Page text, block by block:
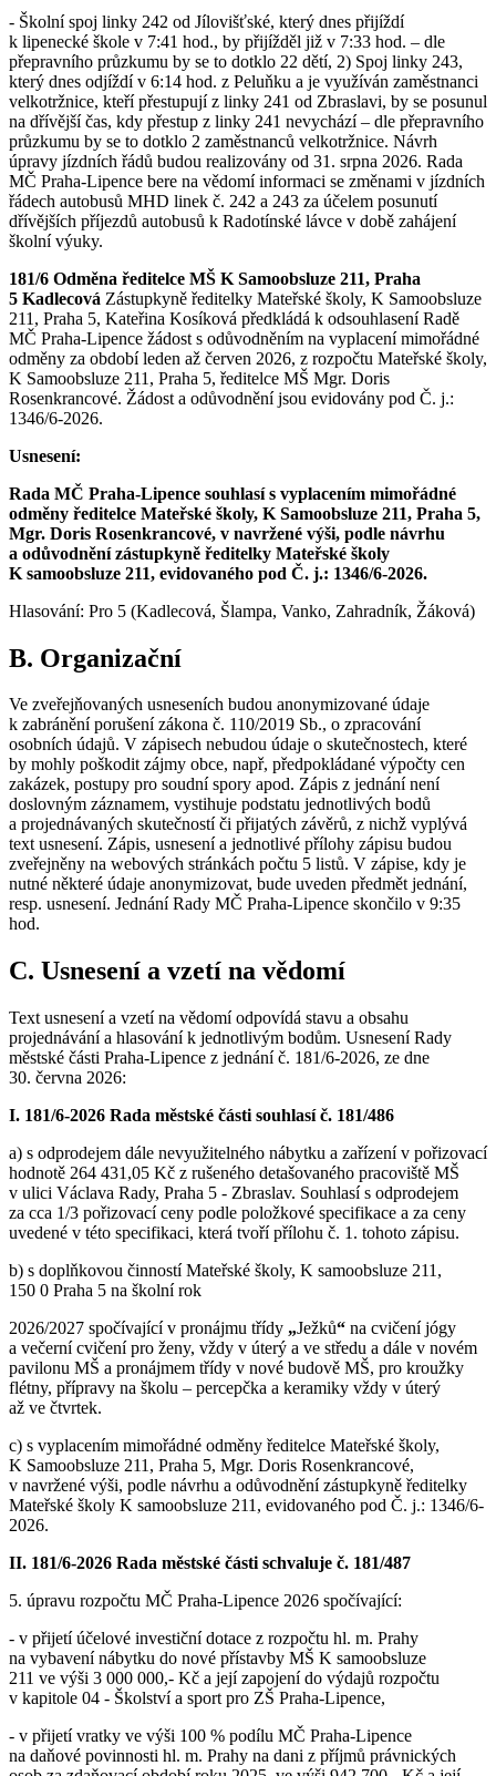
- Školní spoj linky 242 od Jílovišťské, který dnes přijíždí
k lipenecké škole v 7:41 hod., by přijížděl již v 7:33 hod. – dle
přepravního průzkumu by se to dotklo 22 dětí, 2) Spoj linky 243,
který dnes odjíždí v 6:14 hod. z Peluňku a je využíván zaměstnanci
velkotržnice, kteří přestupují z linky 241 od Zbraslavi, by se posunul
na dřívější čas, kdy přestup z linky 241 nevychází – dle přepravního
průzkumu by se to dotklo 2 zaměstnanců velkotržnice. Návrh
úpravy jízdních řádů budou realizovány od 31. srpna 2026. Rada
MČ Praha-Lipence bere na vědomí informaci se změnami v jízdních
řádech autobusů MHD linek č. 242 a 243 za účelem posunutí
dřívějších příjezdů autobusů k Radotínské lávce v době zahájení
školní výuky.
181/6 Odměna ředitelce MŠ K Samoobsluze 211, Praha
5 Kadlecová Zástupkyně ředitelky Mateřské školy, K Samoobsluze
211, Praha 5, Kateřina Kosíková předkládá k odsouhlasení Radě
MČ Praha-Lipence žádost s odůvodněním na vyplacení mimořádné
odměny za období leden až červen 2026, z rozpočtu Mateřské školy,
K Samoobsluze 211, Praha 5, ředitelce MŠ Mgr. Doris
Rosenkrancové. Žádost a odůvodnění jsou evidovány pod Č. j.:
1346/6-2026.
Usnesení:
Rada MČ Praha-Lipence souhlasí s vyplacením mimořádné
odměny ředitelce Mateřské školy, K Samoobsluze 211, Praha 5,
Mgr. Doris Rosenkrancové, v navržené výši, podle návrhu
a odůvodnění zástupkyně ředitelky Mateřské školy
K samoobsluze 211, evidovaného pod Č. j.: 1346/6-2026.
Hlasování: Pro 5 (Kadlecová, Šlampa, Vanko, Zahradník, Žáková)
B. Organizační
Ve zveřejňovaných usneseních budou anonymizované údaje
k zabránění porušení zákona č. 110/2019 Sb., o zpracování
osobních údajů. V zápisech nebudou údaje o skutečnostech, které
by mohly poškodit zájmy obce, např, předpokládané výpočty cen
zakázek, postupy pro soudní spory apod. Zápis z jednání není
doslovným záznamem, vystihuje podstatu jednotlivých bodů
a projednávaných skutečností či přijatých závěrů, z nichž vyplývá
text usnesení. Zápis, usnesení a jednotlivé přílohy zápisu budou
zveřejněny na webových stránkách počtu 5 listů. V zápise, kdy je
nutné některé údaje anonymizovat, bude uveden předmět jednání,
resp. usnesení. Jednání Rady MČ Praha-Lipence skončilo v 9:35
hod.
C. Usnesení a vzetí na vědomí
Text usnesení a vzetí na vědomí odpovídá stavu a obsahu
projednávání a hlasování k jednotlivým bodům. Usnesení Rady
městské části Praha-Lipence z jednání č. 181/6-2026, ze dne
30. června 2026:
I. 181/6-2026 Rada městské části souhlasí č. 181/486
a) s odprodejem dále nevyužitelného nábytku a zařízení v pořizovací
hodnotě 264 431,05 Kč z rušeného detašovaného pracoviště MŠ
v ulici Václava Rady, Praha 5 - Zbraslav. Souhlasí s odprodejem
za cca 1/3 pořizovací ceny podle položkové specifikace a za ceny
uvedené v této specifikaci, která tvoří přílohu č. 1. tohoto zápisu.
b) s doplňkovou činností Mateřské školy, K samoobsluze 211,
150 0 Praha 5 na školní rok
2026/2027 spočívající v pronájmu třídy „Ježků“ na cvičení jógy
a večerní cvičení pro ženy, vždy v úterý a ve středu a dále v novém
pavilonu MŠ a pronájmem třídy v nové budově MŠ, pro kroužky
flétny, přípravy na školu – percepčka a keramiky vždy v úterý
až ve čtvrtek.
c) s vyplacením mimořádné odměny ředitelce Mateřské školy,
K Samoobsluze 211, Praha 5, Mgr. Doris Rosenkrancové,
v navržené výši, podle návrhu a odůvodnění zástupkyně ředitelky
Mateřské školy K samoobsluze 211, evidovaného pod Č. j.: 1346/6-
2026.
II. 181/6-2026 Rada městské části schvaluje č. 181/487
5. úpravu rozpočtu MČ Praha-Lipence 2026 spočívající:
- v přijetí účelové investiční dotace z rozpočtu hl. m. Prahy
na vybavení nábytku do nové přístavby MŠ K samoobsluze
211 ve výši 3 000 000,- Kč a její zapojení do výdajů rozpočtu
v kapitole 04 - Školství a sport pro ZŠ Praha-Lipence,
- v přijetí vratky ve výši 100 % podílu MČ Praha-Lipence
na daňové povinnosti hl. m. Prahy na dani z příjmů právnických